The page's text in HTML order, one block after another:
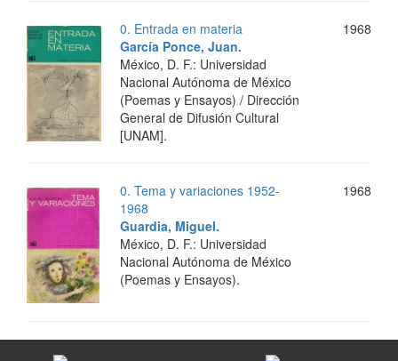
0. Entrada en materia
1968
García Ponce, Juan.
México, D. F.: Universidad
Nacional Autónoma de México
(Poemas y Ensayos) / Dirección
General de Difusión Cultural
[UNAM].
0. Tema y variaciones 1952-
1968
1968
Guardia, Miguel.
México, D. F.: Universidad
Nacional Autónoma de México
(Poemas y Ensayos).